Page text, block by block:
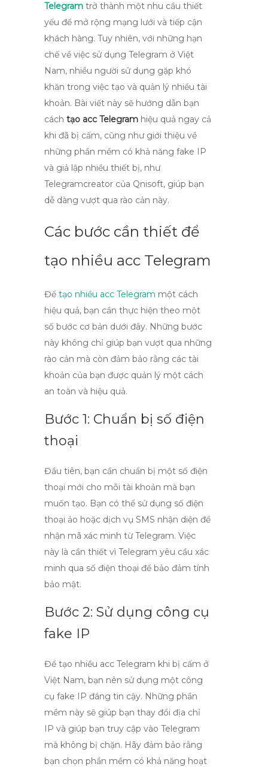
Telegram trở thành một nhu cầu thiết
yếu để mở rộng mạng lưới và tiếp cận
khách hàng. Tuy nhiên, với những hạn
chế về việc sử dụng Telegram ở Việt
Nam, nhiều người sử dụng gặp khó
khăn trong việc tạo và quản lý nhiều tài
khoản. Bài viết này sẽ hướng dẫn bạn
cách tạo acc Telegram hiệu quả ngay cả
khi đã bị cấm, cũng như giới thiệu về
những phần mềm có khả năng fake IP
và giả lập nhiều thiết bị, như
Telegramcreator của Qnisoft, giúp bạn
dễ dàng vượt qua rào cản này.
Các bước cần thiết để
tạo nhiều acc Telegram
Để tạo nhiều acc Telegram một cách
hiệu quả, bạn cần thực hiện theo một
số bước cơ bản dưới đây. Những bước
này không chỉ giúp bạn vượt qua những
rào cản mà còn đảm bảo rằng các tài
khoản của bạn được quản lý một cách
an toàn và hiệu quả.
Bước 1: Chuẩn bị số điện
thoại
Đầu tiên, bạn cần chuẩn bị một số điện
thoại mới cho mỗi tài khoản mà bạn
muốn tạo. Bạn có thể sử dụng số điện
thoại ảo hoặc dịch vụ SMS nhận diện để
nhận mã xác minh từ Telegram. Việc
này là cần thiết vì Telegram yêu cầu xác
minh qua số điện thoại để bảo đảm tính
bảo mật.
Bước 2: Sử dụng công cụ
fake IP
Để tạo nhiều acc Telegram khi bị cấm ở
Việt Nam, bạn nên sử dụng một công
cụ fake IP đáng tin cậy. Những phần
mềm này sẽ giúp bạn thay đổi địa chỉ
IP và giúp bạn truy cập vào Telegram
mà không bị chặn. Hãy đảm bảo rằng
bạn chọn phần mềm có khả năng hoạt